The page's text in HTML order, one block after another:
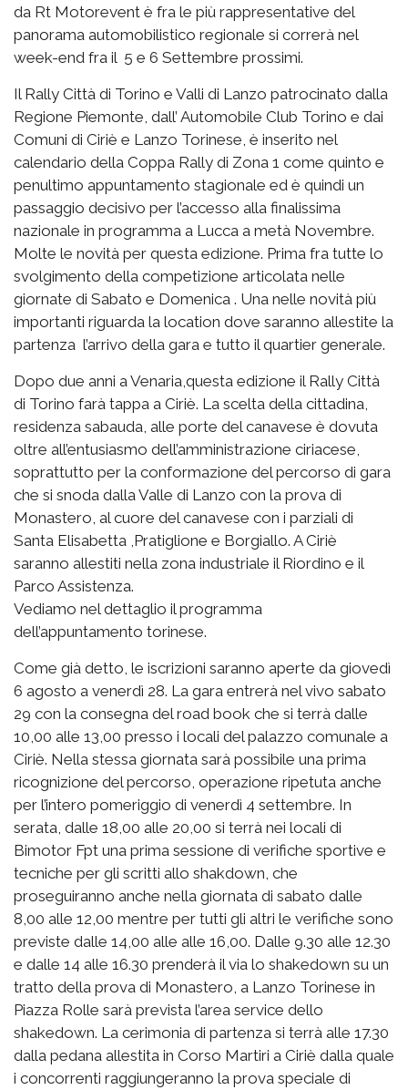
da Rt Motorevent è fra le più rappresentative del
panorama automobilistico regionale si correrà nel
week-end fra il 5 e 6 Settembre prossimi.
Il Rally Città di Torino e Valli di Lanzo patrocinato dalla
Regione Piemonte, dall’ Automobile Club Torino e dai
Comuni di Ciriè e Lanzo Torinese, è inserito nel
calendario della Coppa Rally di Zona 1 come quinto e
penultimo appuntamento stagionale ed è quindi un
passaggio decisivo per l’accesso alla finalissima
nazionale in programma a Lucca a metà Novembre.
Molte le novità per questa edizione. Prima fra tutte lo
svolgimento della competizione articolata nelle
giornate di Sabato e Domenica . Una nelle novità più
importanti riguarda la location dove saranno allestite la
partenza l’arrivo della gara e tutto il quartier generale.
Dopo due anni a Venaria,questa edizione il Rally Città
di Torino farà tappa a Ciriè. La scelta della cittadina,
residenza sabauda, alle porte del canavese è dovuta
oltre all’entusiasmo dell’amministrazione ciriacese,
soprattutto per la conformazione del percorso di gara
che si snoda dalla Valle di Lanzo con la prova di
Monastero, al cuore del canavese con i parziali di
Santa Elisabetta ,Pratiglione e Borgiallo. A Ciriè
saranno allestiti nella zona industriale il Riordino e il
Parco Assistenza.
Vediamo nel dettaglio il programma
dell’appuntamento torinese.
Come già detto, le iscrizioni saranno aperte da giovedì
6 agosto a venerdì 28. La gara entrerà nel vivo sabato
29 con la consegna del road book che si terrà dalle
10,00 alle 13,00 presso i locali del palazzo comunale a
Ciriè. Nella stessa giornata sarà possibile una prima
ricognizione del percorso, operazione ripetuta anche
per l’intero pomeriggio di venerdì 4 settembre. In
serata, dalle 18,00 alle 20,00 si terrà nei locali di
Bimotor Fpt una prima sessione di verifiche sportive e
tecniche per gli scritti allo shakdown, che
proseguiranno anche nella giornata di sabato dalle
8,00 alle 12,00 mentre per tutti gli altri le verifiche sono
previste dalle 14,00 alle alle 16,00. Dalle 9.30 alle 12.30
e dalle 14 alle 16.30 prenderà il via lo shakedown su un
tratto della prova di Monastero, a Lanzo Torinese in
Piazza Rolle sarà prevista l’area service dello
shakedown. La cerimonia di partenza si terrà alle 17.30
dalla pedana allestita in Corso Martiri a Ciriè dalla quale
i concorrenti raggiungeranno la prova speciale di